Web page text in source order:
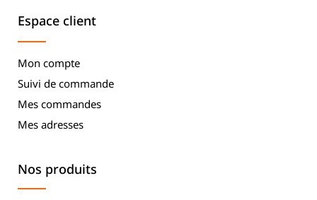
Espace client
Mon compte
Suivi de commande
Mes commandes
Mes adresses
Nos produits